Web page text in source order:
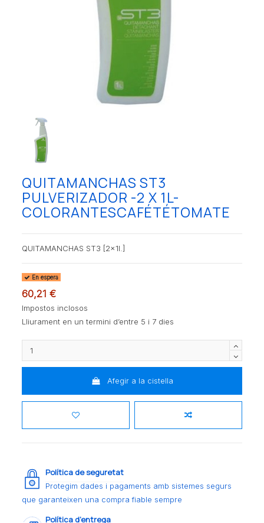
QUITAMANCHAS ST3
PULVERIZADOR -2 X 1L-
COLORANTESCAFÉTÉTOMATE
QUITAMANCHAS ST3 [2x1l.]
En espera
60,21 €
Impostos inclosos
Lliurament en un termini d’entre 5 i 7 dies
Afegir a la cistella
Política de seguretat
Protegim dades i pagaments amb sistemes segurs
que garanteixen una compra fiable sempre
Política d’entrega